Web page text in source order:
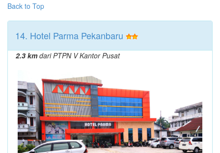
Back to Top
14. Hotel Parma Pekanbaru
2.3 kmdari PTPN V Kantor Pusat